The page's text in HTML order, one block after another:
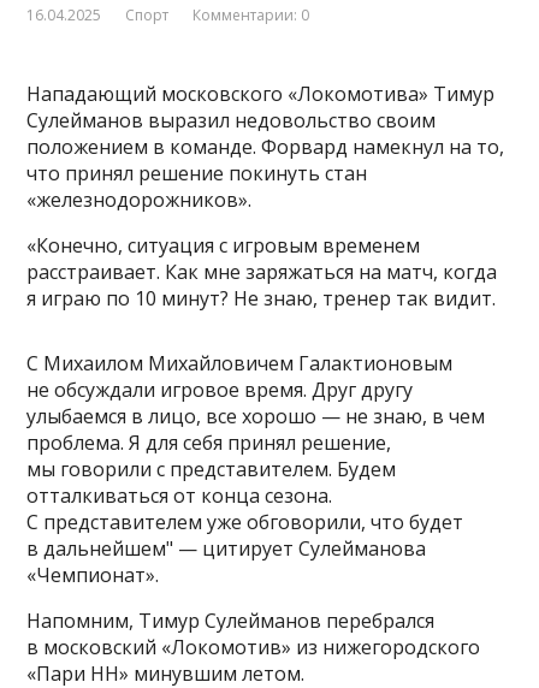
16.04.2025 Спорт Комментарии: 0
Нападающий московского «Локомотива» Тимур
Сулейманов выразил недовольство своим
положением в команде. Форвард намекнул на то,
что принял решение покинуть стан
«железнодорожников».
«Конечно, ситуация с игровым временем
расстраивает. Как мне заряжаться на матч, когда
я играю по 10 минут? Не знаю, тренер так видит.
С Михаилом Михайловичем Галактионовым
не обсуждали игровое время. Друг другу
улыбаемся в лицо, все хорошо — не знаю, в чем
проблема. Я для себя принял решение,
мы говорили с представителем. Будем
отталкиваться от конца сезона.
С представителем уже обговорили, что будет
в дальнейшем" — цитирует Сулейманова
«Чемпионат».
Напомним, Тимур Сулейманов перебрался
в московский «Локомотив» из нижегородского
«Пари НН» минувшим летом.